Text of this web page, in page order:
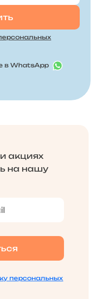
в WhatsApp
акциях
на нашу
персональных